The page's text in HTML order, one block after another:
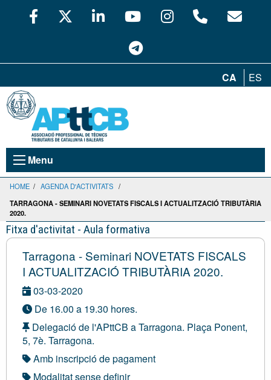
CA ES
Menu
HOME / AGENDA D'ACTIVITATS /
TARRAGONA - SEMINARI NOVETATS FISCALS I ACTUALITZACIÓ TRIBUTÀRIA
2020.
Fitxa d'activitat - Aula formativa
Tarragona - Seminari NOVETATS FISCALS
I ACTUALITZACIÓ TRIBUTÀRIA 2020.
03-03-2020
De 16.00 a 19.30 hores.
Delegació de l'APttCB a Tarragona. Plaça Ponent,
5, 7è. Tarragona.
Amb inscripció de pagament
Modalitat sense definir